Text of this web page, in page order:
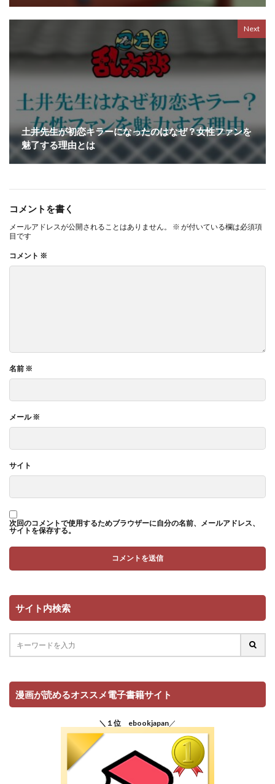
Next
土井先生が初恋キラーになったのはなぜ？女性ファンを
魅了する理由とは
コメントを書く
メールアドレスが公開されることはありません。 ※ が付いている欄は必須項
目です
コメント ※
名前 ※
メール※
サイト
次回のコメントで使用するためブラウザーに自分の名前、メールアドレス、
サイトを保存する。
サイト内検索
漫画が読めるオススメ電子書籍サイト
＼１位 ebookjapan ／